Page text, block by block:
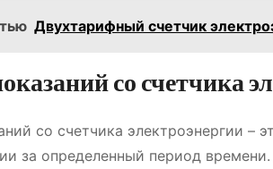
Двухтарифный счетчик
со счетчика
со счетчика электроэнергии –
за определенный период